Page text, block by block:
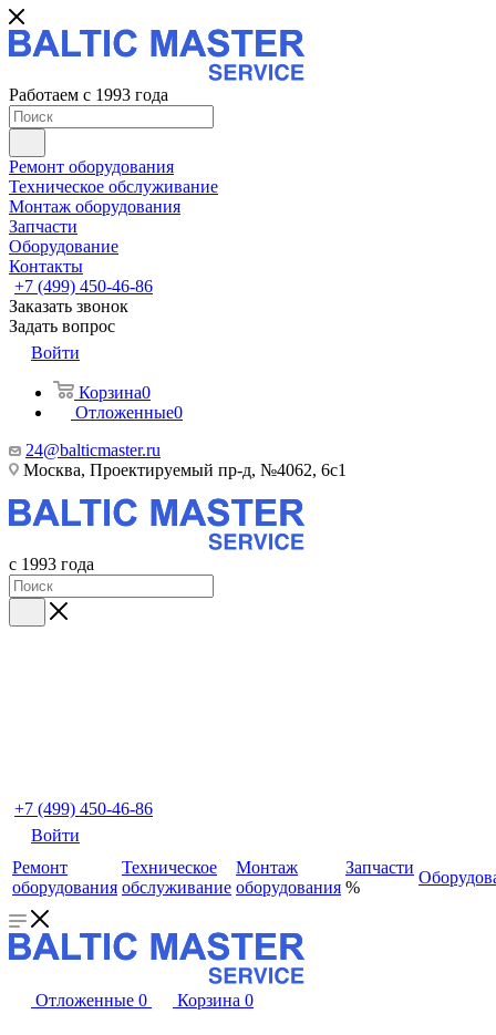
Работаем с 1993 года
Ремонт оборудования
Техническое обслуживание
Монтаж оборудования
Запчасти
Оборудование
Контакты
+7 (499) 450-46-86
Заказать звонок
Задать вопрос
Войти
Корзина0
Отложенные0
24@balticmaster.ru
Москва, Проектируемый пр-д, №4062, 6с1
с 1993 года
+7 (499) 450-46-86
Войти
Ремонт
оборудования
Техническое
обслуживание
Монтаж
оборудования
Запчасти
%
Отложенные 0 Корзина 0